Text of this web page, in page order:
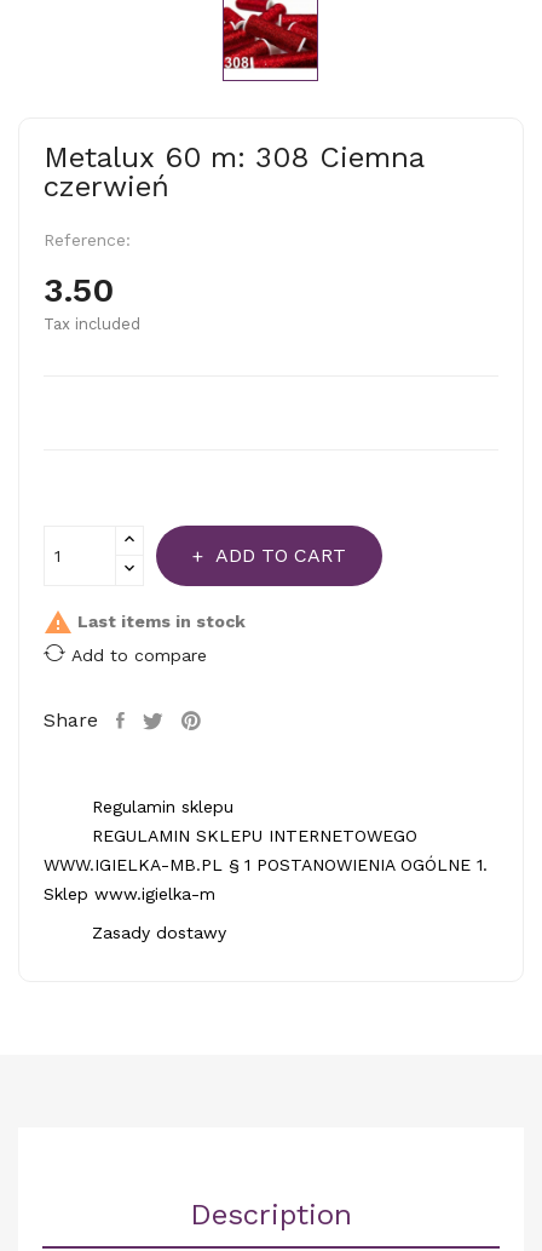
Metalux 60 m: 308 Ciemna
czerwień
Reference:
3.50
Tax included
ADD TO CART
 Last items in stock
Add to compare
Share
Regulamin sklepu
REGULAMIN SKLEPU INTERNETOWEGO
WWW.IGIELKA-MB.PL § 1 POSTANOWIENIA OGÓLNE 1.
Sklep www.igielka-m
Zasady dostawy
Description